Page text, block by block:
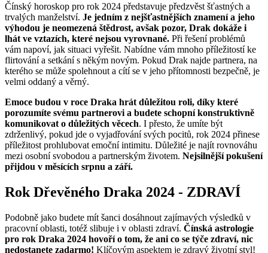
Čínský horoskop pro rok 2024 představuje předzvěst šťastných a
trvalých manželství. Je jedním z nejšťastnějších znamení a jeho
výhodou je neomezená štědrost, avšak pozor, Drak dokáže i
lhát ve vztazích, které nejsou vyrovnané. Při řešení problémů
vám napoví, jak situaci vyřešit. Nabídne vám mnoho příležitostí ke
flirtování a setkání s někým novým. Pokud Drak najde partnera, na
kterého se může spolehnout a cítí se v jeho přítomnosti bezpečně, je
velmi oddaný a věrný.
Emoce budou v roce Draka hrát důležitou roli, díky které
porozumíte svému partnerovi a budete schopní konstruktivně
komunikovat o důležitých věcech. I přesto, že umíte být
zdrženlivý, pokud jde o vyjadřování svých pocitů, rok 2024 přinese
příležitost prohlubovat emoční intimitu. Důležité je najít rovnováhu
mezi osobní svobodou a partnerským životem. Nejsilnější pokušení
přijdou v měsících srpnu a září.
Rok Dřevěného Draka 2024 - ZDRAVÍ
Podobně jako budete mít šanci dosáhnout zajímavých výsledků v
pracovní oblasti, totéž slibuje i v oblasti zdraví. Čínská astrologie
pro rok Draka 2024 hovoří o tom, že ani co se týče zdraví, nic
nedostanete zadarmo! Klíčovým aspektem je zdravý životní styl!